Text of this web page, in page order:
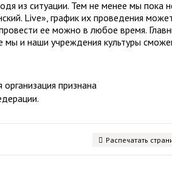
из ситуации. Тем не менее мы пока
Live», график их проведения
ее можно в любое время.
мы и наши учреждения культуры
признана
Распечатать